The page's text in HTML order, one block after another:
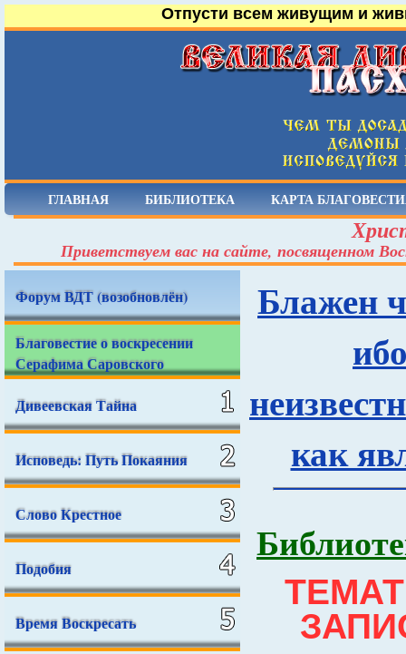
Отпусти всем живущим и
ГЛАВНАЯ БИБЛИОТЕКА КАРТА
Приветствуем вас на сайте, посвященном
Форум ВДТ (возобновлён)
Благовестие о воскресении
Серафима Саровского
Дивеевская Тайна
Исповедь: Путь Покаяния
Слово Крестное
Подобия
Время Воскресать
Блажен
как